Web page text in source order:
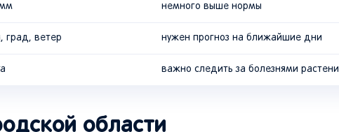
мм немного выше нормы
град, ветер нужен прогноз на ближайшие дни
важно следить за болезнями
области